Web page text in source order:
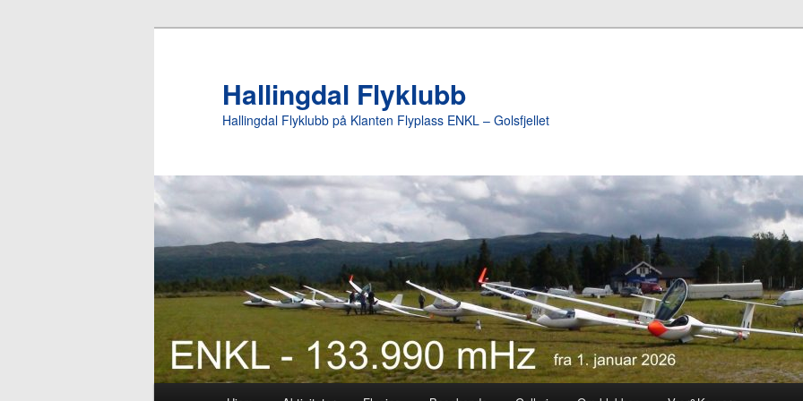
Hallingdal Flyklubb
Hallingdal Flyklubb på Klanten Flyplass ENKL – Golsfjellet